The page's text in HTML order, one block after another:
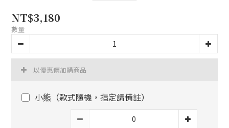
NT$3,180
數量
以優惠價加購商品
小熊（款式隨機，指定請備註）